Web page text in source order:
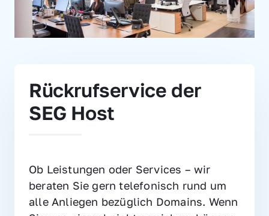
Rückrufservice der
SEG Host
Ob Leistungen oder Services – wir
beraten Sie gern telefonisch rund um
alle Anliegen bezüglich Domains. Wenn